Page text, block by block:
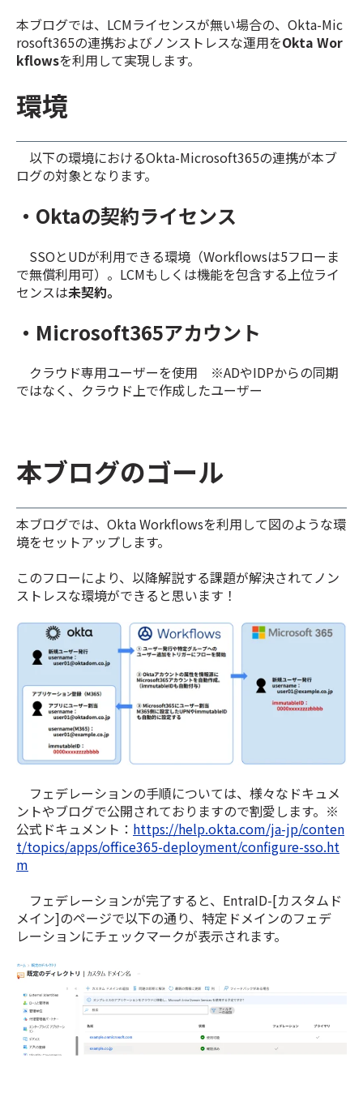
本ブログでは、LCMライセンスが無い場合の、Okta-Mic
rosoft365の連携およびノンストレスな運用をOkta Wor
kflowsを利用して実現します。
環境
以下の環境におけるOkta-Microsoft365の連携が本ブ
ログの対象となります。
・Oktaの契約ライセンス
SSOとUDが利用できる環境（Workflowsは5フローま
で無償利用可）。LCMもしくは機能を包含する上位ライ
センスは未契約。
・Microsoft365アカウント
クラウド専用ユーザーを使用 ※ADやIDPからの同期
ではなく、クラウド上で作成したユーザー
本ブログのゴール
本ブログでは、Okta Workflowsを利用して図のような環
境をセットアップします。
このフローにより、以降解説する課題が解決されてノン
ストレスな環境ができると思います！
フェデレーションの手順については、様々なドキュメ
ントやブログで公開されておりますので割愛します。※
公式ドキュメン ト： https://help.okta.com/ja-jp/conten
t/topics/apps/office365-deployment/configure-sso.ht
m
フェデレーションが完了すると、EntraID-[カスタムド
メイン]のページで以下の通り、特定ドメインのフェデ
レーションにチェックマークが表示されます。